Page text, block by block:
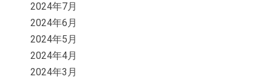
2024年7月
2024年6月
2024年5月
2024年4月
2024年3月